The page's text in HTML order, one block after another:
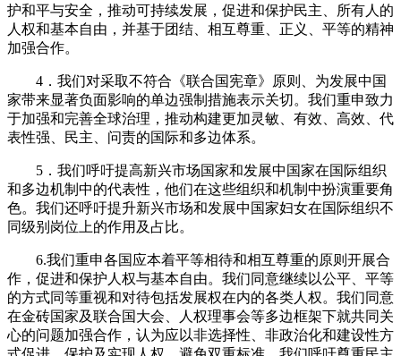
护和平与安全，推动可持续发展，促进和保护民主、所有人的
人权和基本自由，并基于团结、相互尊重、正义、平等的精神
加强合作。
4．我们对采取不符合《联合国宪章》原则、为发展中国
家带来显著负面影响的单边强制措施表示关切。我们重申致力
于加强和完善全球治理，推动构建更加灵敏、有效、高效、代
表性强、民主、问责的国际和多边体系。
5．我们呼吁提高新兴市场国家和发展中国家在国际组织
和多边机制中的代表性，他们在这些组织和机制中扮演重要角
色。我们还呼吁提升新兴市场和发展中国家妇女在国际组织不
同级别岗位上的作用及占比。
6.我们重申各国应本着平等相待和相互尊重的原则开展合
作，促进和保护人权与基本自由。我们同意继续以公平、平等
的方式同等重视和对待包括发展权在内的各类人权。我们同意
在金砖国家及联合国大会、人权理事会等多边框架下就共同关
心的问题加强合作，认为应以非选择性、非政治化和建设性方